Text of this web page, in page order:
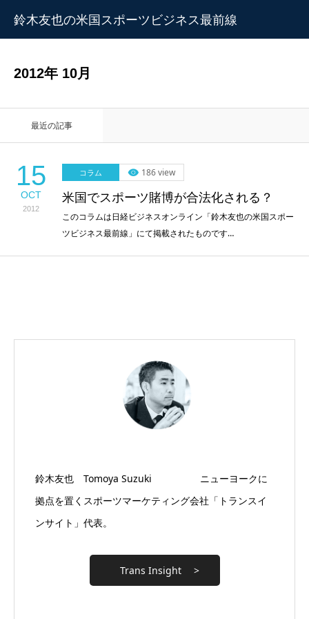
鈴木友也の米国スポーツビジネス最前線
2012年 10月
最近の記事
15
OCT
2012
コラム 186 view
米国でスポーツ賭博が合法化される？
このコラムは日経ビジネスオンライン「鈴木友也の米国スポー
ツビジネス最前線」にて掲載されたものです…
鈴木友也 Tomoya Suzuki ニューヨークに
拠点を置くスポーツマーケティング会社「トランスイ
ンサイト」代表。
Trans Insight >